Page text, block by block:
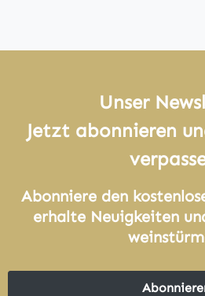
Unser
Jetzt abonnieren
Abonniere den
erhalte Neuigkeiten